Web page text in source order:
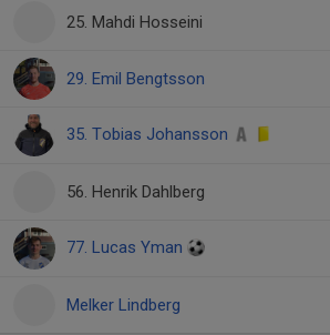
25. Mahdi Hosseini
29. Emil Bengtsson
35. Tobias Johansson
56. Henrik Dahlberg
77. Lucas Yman
Melker Lindberg